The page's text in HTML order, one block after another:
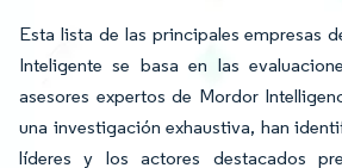
Esta lista de las principales empresas
Inteligente se basa en las
asesores expertos de Mordor
una investigación exhaustiva, han
líderes y los actores destacados